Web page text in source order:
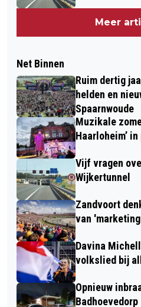
Meer
Net Binnen
Ruim dertig
helden en
Spaarnwoude
Muzikale
Haarloheim’
Vijf vragen
Wijkertunnel
Zandvoort
van
Davina
volkslied bij
Opnieuw
Badhoevedorp